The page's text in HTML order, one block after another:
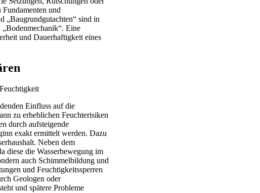
und
„Baugrundgutachten“ sind in
Eine
und Dauerhaftigkeit eines
Einfluss auf die
zu erheblichen Feuchterisiken
durch aufsteigende
exakt ermittelt werden. Dazu
Neben dem
diese die Wasserbewegung im
auch Schimmelbildung und
und Feuchtigkeitssperren
Geologen oder
und spätere Probleme